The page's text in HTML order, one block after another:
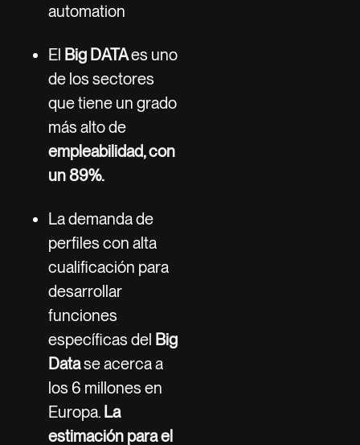
automation
El Big DATAes uno
de los sectores
que tiene un grado
más alto de
empleabilidad, con
un 89%.
La demanda de
perfiles con alta
cualificación para
desarrollar
funciones
específicas del Big
Datase acerca a
los 6 millones en
Europa. La
estimación para el